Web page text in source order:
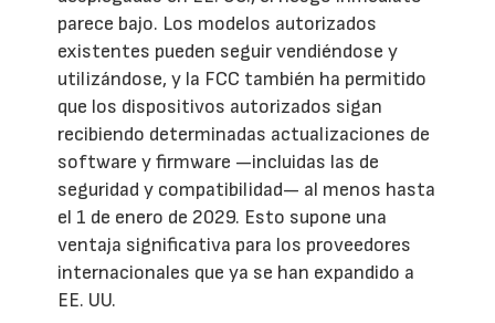
parece bajo. Los modelos autorizados
existentes pueden seguir vendiéndose y
utilizándose, y la FCC también ha permitido
que los dispositivos autorizados sigan
recibiendo determinadas actualizaciones de
software y firmware —incluidas las de
seguridad y compatibilidad— al menos hasta
el 1 de enero de 2029. Esto supone una
ventaja significativa para los proveedores
internacionales que ya se han expandido a
EE. UU.